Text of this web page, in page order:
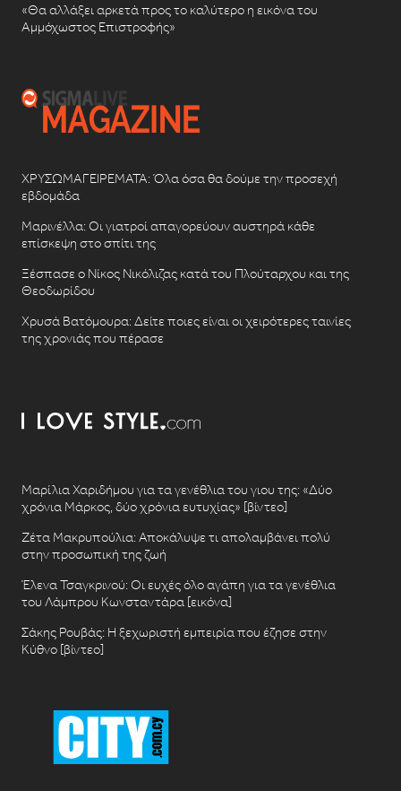
«Θα αλλάξει αρκετά προς το καλύτερο η εικόνα του
Αμμόχωστος Επιστροφής»
ΧΡΥΣΩΜΑΓΕΙΡΕΜΑΤΑ: Όλα όσα θα δούμε την προσεχή
εβδομάδα
Μαρινέλλα: Οι γιατροί απαγορεύουν αυστηρά κάθε
επίσκεψη στο σπίτι της
Ξέσπασε ο Νίκος Νικόλιζας κατά του Πλούταρχου και της
Θεοδωρίδου
Χρυσά Βατόμουρα: Δείτε ποιες είναι οι χειρότερες ταινίες
της χρονιάς που πέρασε
Μαρίλια Χαριδήμου για τα γενέθλια του γιου της: «Δύο
χρόνια Μάρκος, δύο χρόνια ευτυχίας» [βίντεο]
Ζέτα Μακρυπούλια: Αποκάλυψε τι απολαμβάνει πολύ
στην προσωπική της ζωή
Έλενα Τσαγκρινού: Οι ευχές όλο αγάπη για τα γενέθλια
του Λάμπρου Κωνσταντάρα [εικόνα]
Σάκης Ρουβάς: Η ξεχωριστή εμπειρία που έζησε στην
Κύθνο [βίντεο]